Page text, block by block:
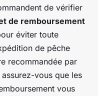
de vérifier
de remboursement
éviter toute
de pêche
recommandée par
assurez-vous que les
vous